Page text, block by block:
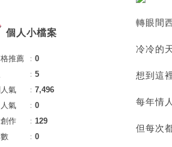
轉眼間
冷冷的
想到這
每年情
但每次
個人小檔案
推薦 ： 0
： 5
氣
： 7,496
氣
： 0
作
： 129
： 0